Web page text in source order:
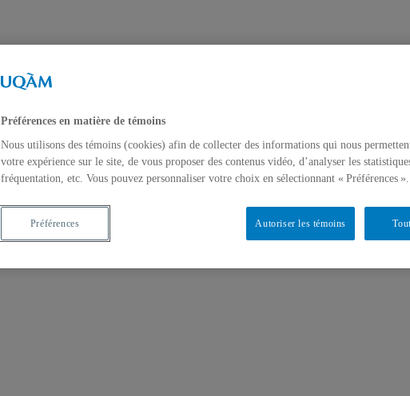
Préférences en matière de témoins
Nous utilisons des témoins (cookies) afin de collecter des informations qui nous
votre expérience sur le site, de vous proposer des contenus vidéo, d’analyser les
fréquentation, etc. Vous pouvez personnaliser votre choix en sélectionnant « Préférences ».
Autoriser les témoins
Préférences